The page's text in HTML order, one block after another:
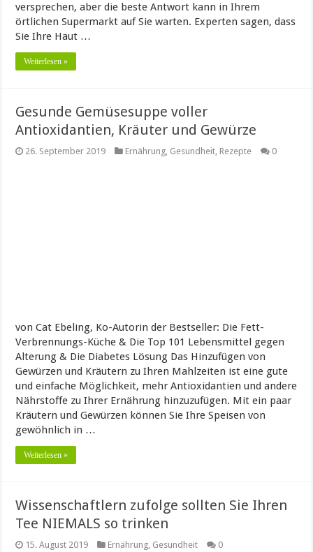
versprechen, aber die beste Antwort kann in Ihrem
örtlichen Supermarkt auf Sie warten. Experten sagen, dass
Sie Ihre Haut …
Weiterlesen »
Gesunde Gemüsesuppe voller
Antioxidantien, Kräuter und Gewürze
26. September 2019 Ernährung, Gesundheit, Rezepte 0
von Cat Ebeling, Ko-Autorin der Bestseller: Die Fett-
Verbrennungs-Küche & Die Top 101 Lebensmittel gegen
Alterung & Die Diabetes Lösung Das Hinzufügen von
Gewürzen und Kräutern zu Ihren Mahlzeiten ist eine gute
und einfache Möglichkeit, mehr Antioxidantien und andere
Nährstoffe zu Ihrer Ernährung hinzuzufügen. Mit ein paar
Kräutern und Gewürzen können Sie Ihre Speisen von
gewöhnlich in …
Weiterlesen »
Wissenschaftlern zufolge sollten Sie Ihren
Tee NIEMALS so trinken
15. August 2019 Ernährung Gesundheit 0